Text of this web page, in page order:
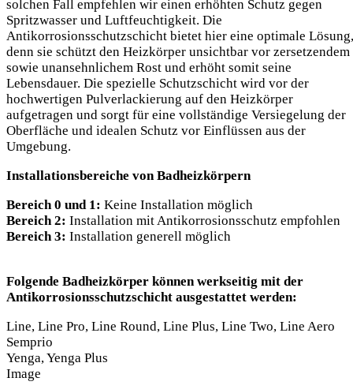
solchen Fall empfehlen wir einen erhöhten Schutz gegen
Spritzwasser und Luftfeuchtigkeit. Die
Antikorrosionsschutzschicht bietet hier eine optimale Lösung,
denn sie schützt den Heizkörper unsichtbar vor zersetzendem
sowie unansehnlichem Rost und erhöht somit seine
Lebensdauer. Die spezielle Schutzschicht wird vor der
hochwertigen Pulverlackierung auf den Heizkörper
aufgetragen und sorgt für eine vollständige Versiegelung der
Oberfläche und idealen Schutz vor Einflüssen aus der
Umgebung.
Installationsbereiche von Badheizkörpern
Bereich 0 und 1: Keine Installation möglich
Bereich 2: Installation mit Antikorrosionsschutz empfohlen
Bereich 3: Installation generell möglich
Folgende Badheizkörper können werkseitig mit der
Antikorrosionsschutzschicht ausgestattet werden:
Line, Line Pro, Line Round, Line Plus, Line Two, Line Aero
Semprio
Yenga, Yenga Plus
Image